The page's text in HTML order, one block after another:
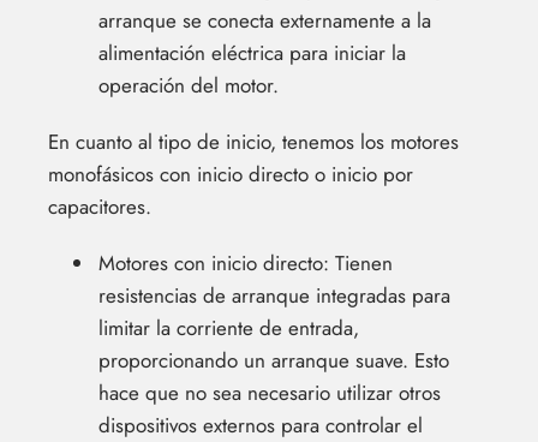
arranque se conecta externamente a la
alimentación eléctrica para iniciar la
operación del motor.
En cuanto al tipo de inicio, tenemos los motores
monofásicos con inicio directo o inicio por
capacitores.
Motores con inicio directo: Tienen
resistencias de arranque integradas para
limitar la corriente de entrada,
proporcionando un arranque suave. Esto
hace que no sea necesario utilizar otros
dispositivos externos para controlar el